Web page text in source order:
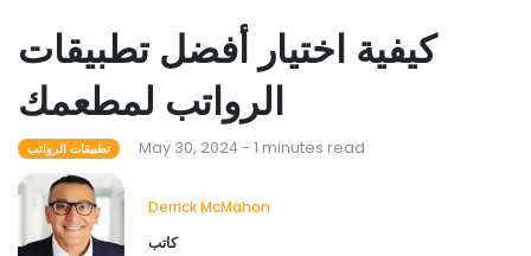
كيفية اختيار أفضل تطبيقات
الرواتب لمطعمك
تطبيقات الرواتب May 30, 2024 - 1 minutes read
Derrick McMahon
كاتب